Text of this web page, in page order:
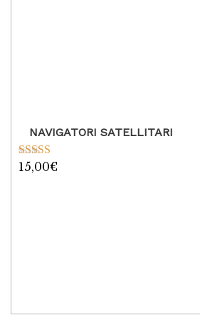
NAVIGATORI SATELLITARI
Valutato
15,00€